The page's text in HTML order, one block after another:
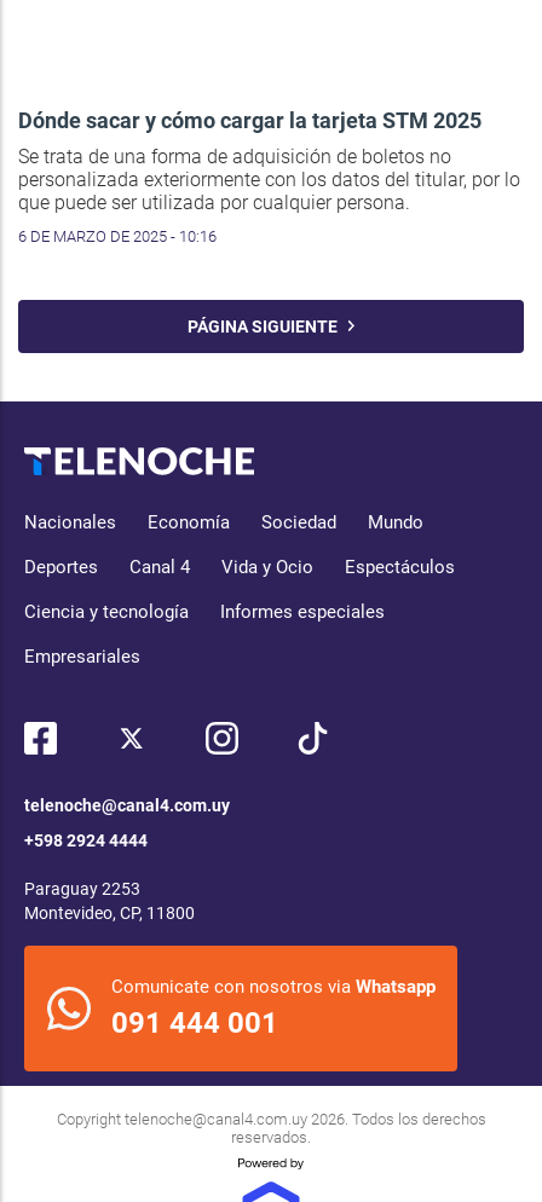
Dónde sacar y cómo cargar la tarjeta STM 2025
Se trata de una forma de adquisición de boletos no
personalizada exteriormente con los datos del titular, por lo
que puede ser utilizada por cualquier persona.
6 DE MARZO DE 2025 - 10:16
PÁGINA SIGUIENTE
Nacionales Economía Sociedad Mundo
Deportes Canal 4 Vida y Ocio Espectáculos
Ciencia y tecnología Informes especiales
Empresariales
telenoche@canal4.com.uy
+598 2924 4444
Paraguay 2253
Montevideo, CP, 11800
Comunicate con nosotros via Whatsapp
091 444 001
Copyright telenoche@canal4.com.uy2026. Todos los derechos
reservados.